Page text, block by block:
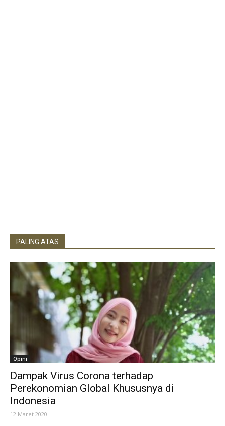
PALING ATAS
Opini
Dampak Virus Corona terhadap
Perekonomian Global Khususnya di
Indonesia
12 Maret 2020